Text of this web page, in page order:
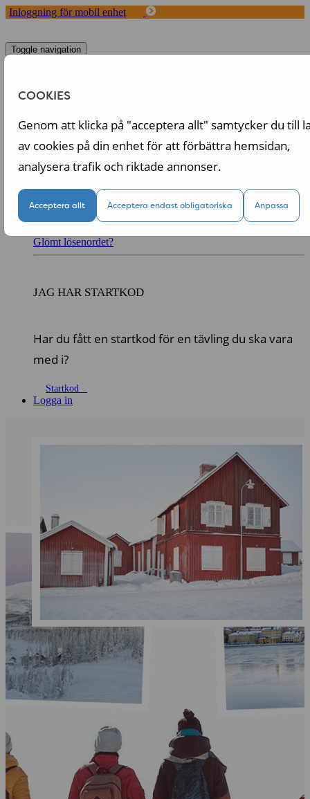
Inloggning för mobil enhet
Toggle navigation
Fördelar med Tappa
Logga in
Logga in till din personliga sida
Logga in
Glömt lösenordet?
JAG HAR STARTKOD
Har du fått en startkod för en tävling du ska vara
med i?
Startkod
Logga in
COOKIES
Genom att klicka på "acceptera allt" samtycker du till
av cookies på din enhet för att förbättra hemsidan,
analysera trafik och riktade annonser.
Acceptera allt Acceptera endast obligatoriska Anpassa